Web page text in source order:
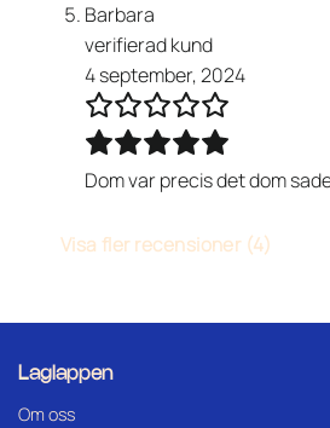
Barbara
verifierad kund
4 september, 2024
Dom var precis det dom
Visa fler recensioner (4)
Laglappen
Om oss